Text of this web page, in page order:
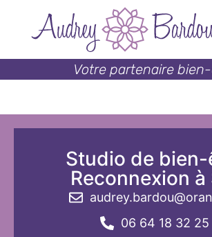
Votre partenaire
Studio de
Reconnexion à
06 64 18 32 25